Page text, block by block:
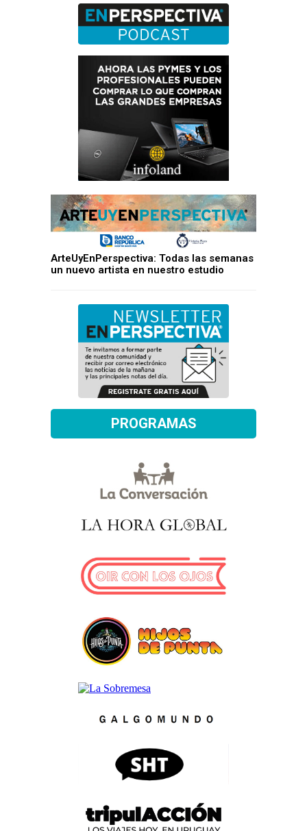
ArteUyEnPerspectiva: Todas las semanas
un nuevo artista en nuestro estudio
PROGRAMAS